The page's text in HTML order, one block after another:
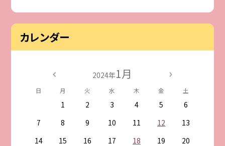
カレンダー
2024年1月
日 月 火 水 木 金 土
1 2 3 4 5
6
7
8 9 10 11 12
13
14
15 16 17 18 19
20